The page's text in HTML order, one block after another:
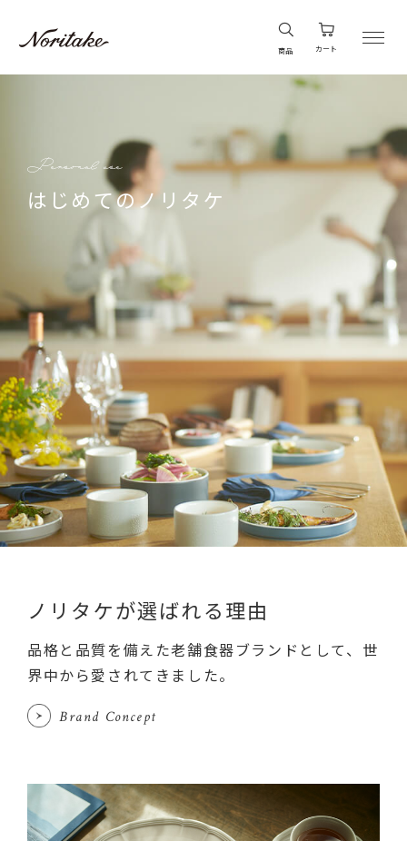
商品 カート
はじめてのノリタケ
ノリタケが選ばれる理由
品格と品質を備えた老舗食器ブランドとして、世
界中から愛されてきました。
Brand Concept